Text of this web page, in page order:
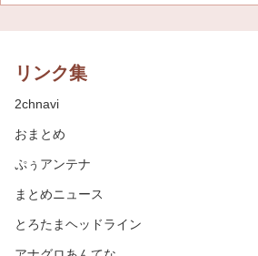
リンク集
2chnavi
おまとめ
ぷぅアンテナ
まとめニュース
とろたまヘッドライン